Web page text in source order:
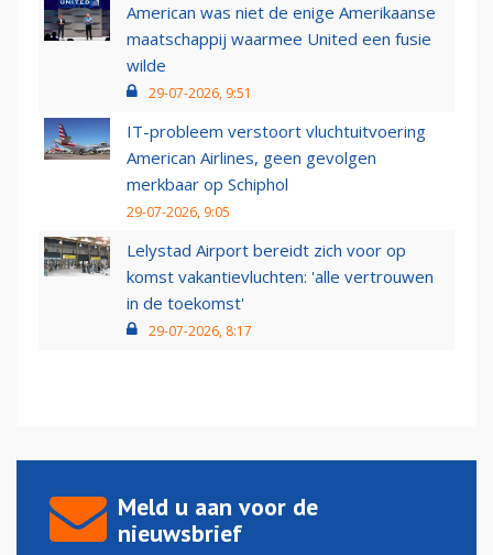
American was niet de enige Amerikaanse
maatschappij waarmee United een fusie
wilde
29-07-2026, 9:51
IT-probleem verstoort vluchtuitvoering
American Airlines, geen gevolgen
merkbaar op Schiphol
29-07-2026, 9:05
Lelystad Airport bereidt zich voor op
komst vakantievluchten: 'alle vertrouwen
in de toekomst'
29-07-2026, 8:17
Meld u aan voor de
nieuwsbrief